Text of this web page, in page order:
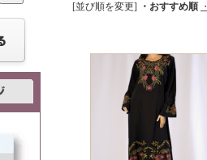
[並び順を変更] ・おすすめ順